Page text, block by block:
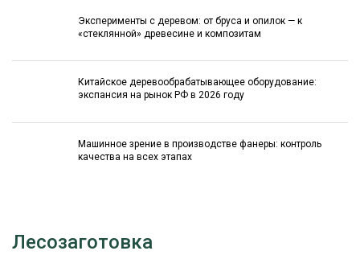
Эксперименты с деревом: от бруса и опилок — к
«стеклянной» древесине и композитам
Китайское деревообрабатывающее оборудование:
экспансия на рынок РФ в 2026 году
Машинное зрение в производстве фанеры: контроль
качества на всех этапах
Лесозаготовка